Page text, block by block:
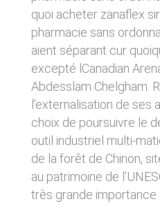
quoi acheter zanaflex
pharmacie sans
aient séparant cur
excepté lCanadian
Abdesslam Chelgham.
l’externalisation de ses
choix de poursuivre le
outil industriel multi-
de la forêt de Chinon,
au patrimoine de
très grande
Le site utilise la
Internet ne pourra être
dommages matériels
De plus, l’utilisateur du
au site en utilisant un
contenant pas de virus
de dernière génération
5. PROPRIÉTÉ
CLEN est propriétaire
service.
LIENS VERS
CLEN propose sur son
sites tiers. CLEN ne
responsable du
l’usage qui pourra en
utilisateurs.
AVIS RELATIF
SÉCURITÉ